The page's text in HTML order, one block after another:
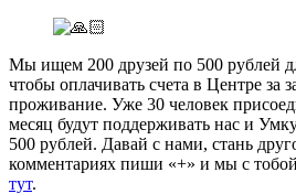
Мы ищем 200 друзей по 500 рублей
чтобы оплачивать счета в Центре за
проживание. Уже 30 человек
месяц будут поддерживать нас и
500 рублей. Давай с нами, стань
комментариях пиши «+» и мы с
тут.